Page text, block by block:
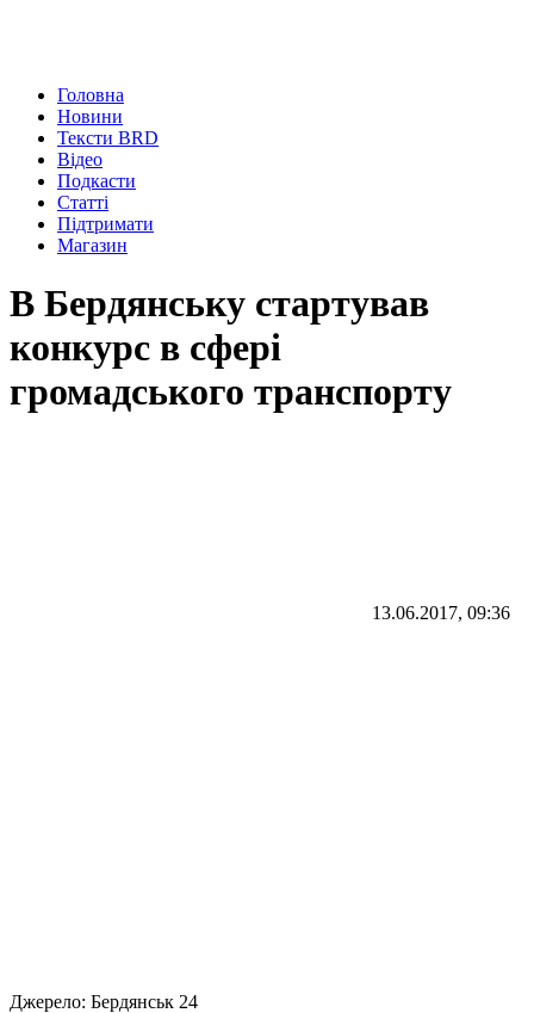
Головна
Новини
Тексти BRD
Відео
Подкасти
Статті
Підтримати
Магазин
В Бердянську стартував
конкурс в сфері
громадського транспорту
13.06.2017, 09:36
Джерело: Бердянськ 24